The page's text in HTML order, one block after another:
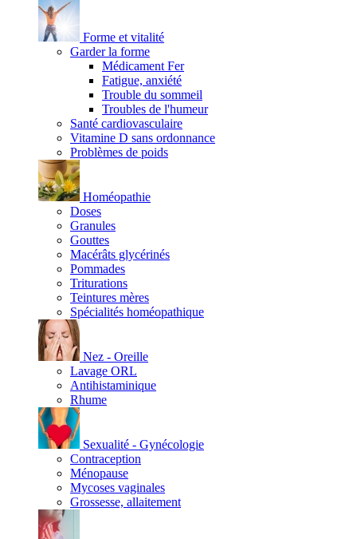
Forme et vitalité
Garder la forme
Médicament Fer
Fatigue, anxiété
Trouble du sommeil
Troubles de l'humeur
Santé cardiovasculaire
Vitamine D sans ordonnance
Problèmes de poids
Homéopathie
Doses
Granules
Gouttes
Macérâts glycérinés
Pommades
Triturations
Teintures mères
Spécialités homéopathique
Nez - Oreille
Lavage ORL
Antihistaminique
Rhume
Sexualité - Gynécologie
Contraception
Ménopause
Mycoses vaginales
Grossesse, allaitement